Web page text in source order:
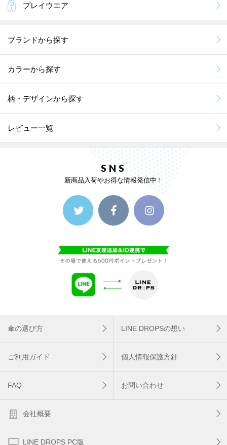
プレイウエア
ブランドから探す
カラーから探す
柄・デザインから探す
レビュー一覧
SNS
新商品入荷やお得な情報発信中！
傘の選び方 LINE DROPSの想い
ご利用ガイド 個人情報保護方針
FAQ お問い合わせ
会社概要
LINE DROPS PC版